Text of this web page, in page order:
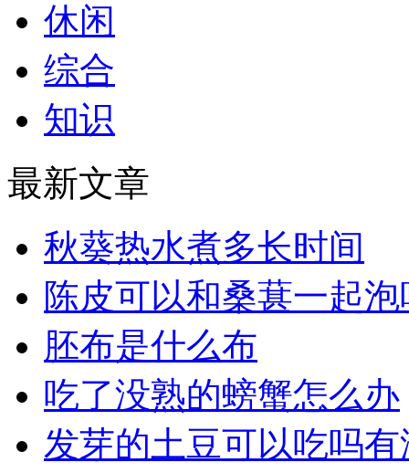
休闲
综合
知识
最新文章
秋葵热水煮多长时间
陈皮可以和桑葚一起泡
胚布是什么布
吃了没熟的螃蟹怎么办
发芽的土豆可以吃吗